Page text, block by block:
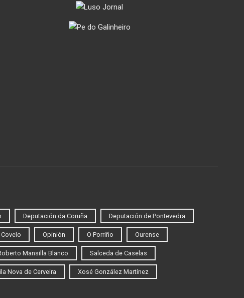
Deputación da Coruña Deputación de Pontevedra
Covelo Opinión O Porriño Ourense
Mansilla Blanco Salceda de Caselas
Nova de Cerveira Xosé González Martínez